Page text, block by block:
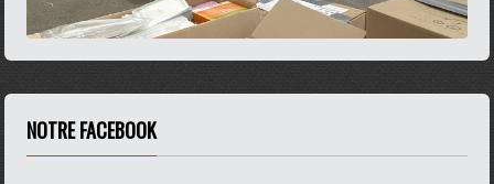
NOTRE FACEBOOK